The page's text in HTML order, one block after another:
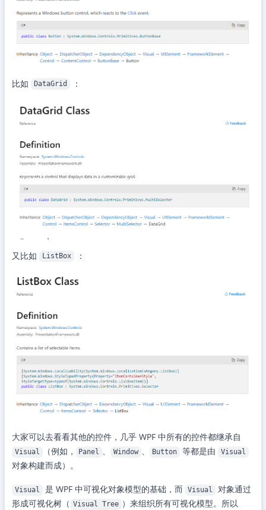
比如 DataGrid ：
又比如 ListBox ：
大家可以去看看其他的控件，几乎 WPF 中所有的控件都继承自
Visual （例如， Panel 、 Window 、 Button 等都是由 Visual
对象构建而成）。
Visual 是 WPF 中可视化对象模型的基础，而 Visual
对象通过
形成可视化树（ Visual Tree ）来组织所有可视化模型。所以